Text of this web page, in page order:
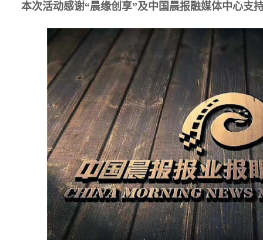
本次活动感谢“晨缘创享”及中国晨报融媒体中心支